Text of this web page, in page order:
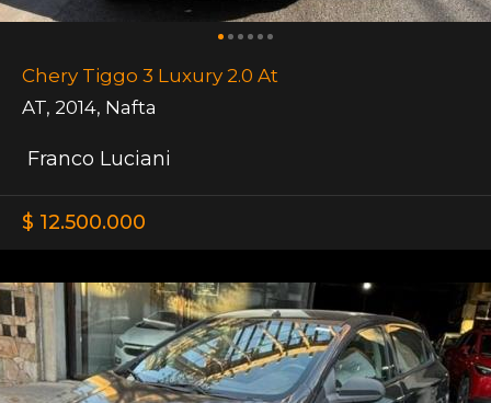
Chery Tiggo 3 Luxury 2.0 At
AT, 2014, Nafta
Franco Luciani
$ 12.500.000